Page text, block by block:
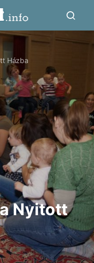
Házba
Nyitott